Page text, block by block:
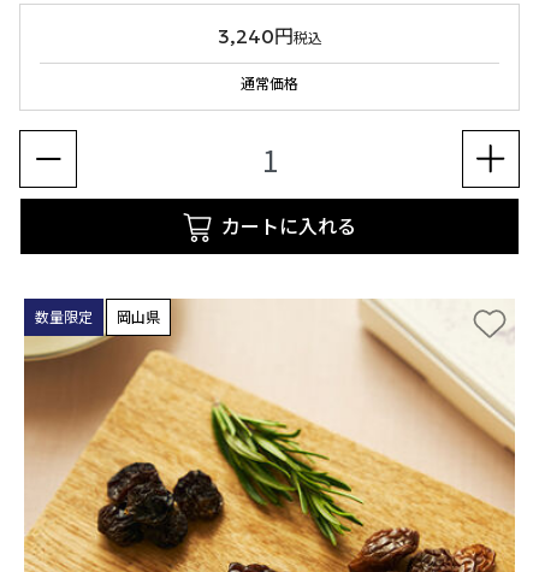
3,240円税込
通常価格
カートに入れる
数量限定 岡山県